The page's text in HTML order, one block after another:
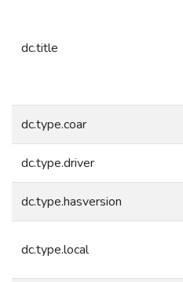
dc.title
dc.type.coar
dc.type.driver
dc.type.hasversion
dc.type.local